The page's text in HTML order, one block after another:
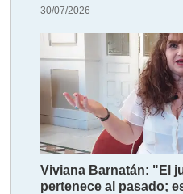
30/07/2026
Viviana Barnatán: "El
pertenece al pasado;